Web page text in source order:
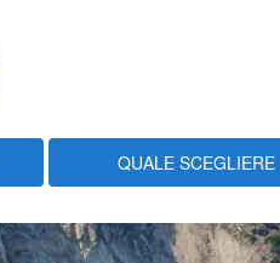
QUALE SCEGLIERE